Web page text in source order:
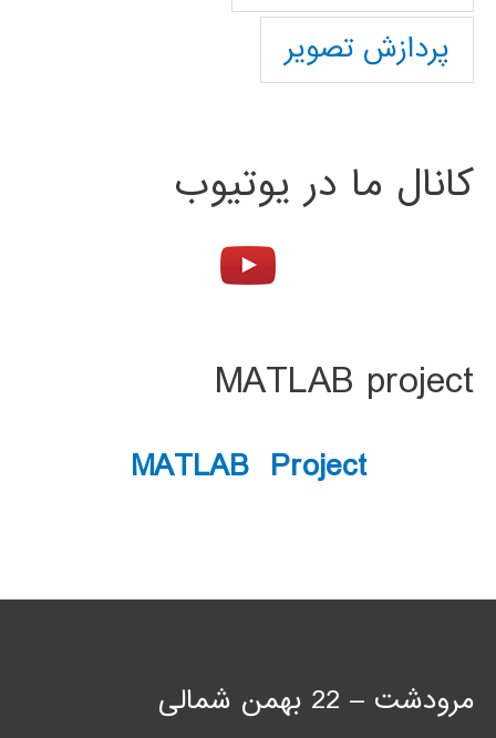
پردازش تصویر
کانال ما در یوتیوب
MATLAB project
MATLAB Project
مرودشت – 22 بهمن شمالی